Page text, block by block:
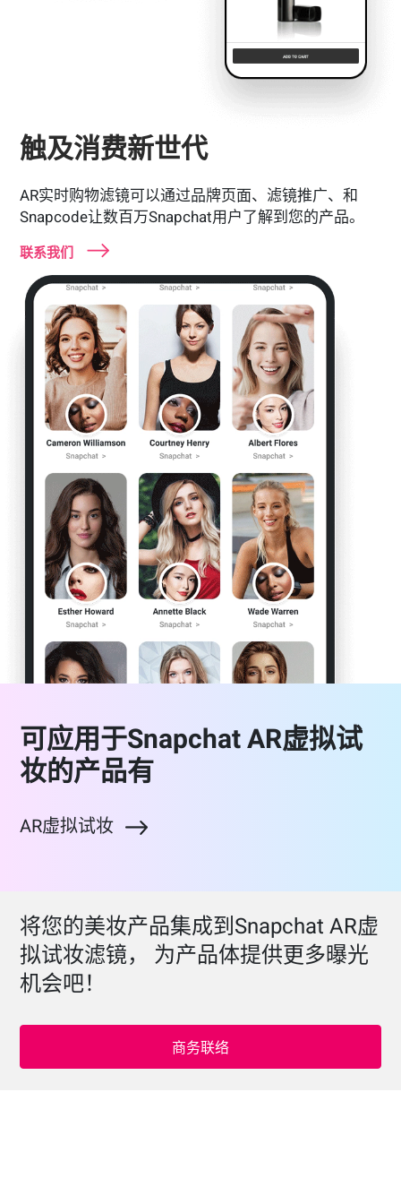
触及消费新世代
AR实时购物滤镜可以通过品牌页面、滤镜推广、和
Snapcode让数百万Snapchat用户了解到您的产品。
联系我们
可应用于Snapchat AR虚拟试
妆的产品有
AR虚拟试妆
将您的美妆产品集成到Snapchat AR虚
拟试妆滤镜， 为产品体提供更多曝光
机会吧！
商务联络